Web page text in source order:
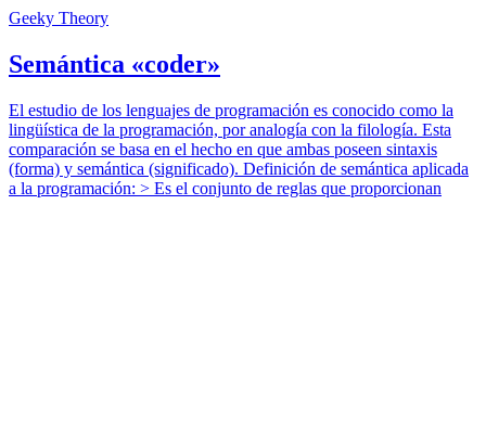
Geeky Theory
Semántica «coder»
El estudio de los lenguajes de programación es conocido como la
lingüística de la programación, por analogía con la filología. Esta
comparación se basa en el hecho en que ambas poseen sintaxis
(forma) y semántica (significado). Definición de semántica aplicada
a la programación: > Es el conjunto de reglas que proporcionan